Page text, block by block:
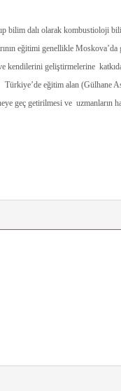
bilim dalı olarak kombustioloji
eğitimi genellikle Moskova’da
kendilerini geliştirmelerine
Türkiye’de eğitim alan (Gülhane
geç getirilmesi ve uzmanların